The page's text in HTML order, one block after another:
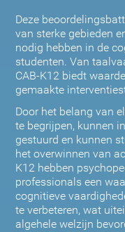
Deze
van sterke gebieden
nodig hebben in de
studenten. Van
CAB-K12 biedt
gemaakte
Door het belang van
te begrijpen, kunnen
gestuurd en kunnen
het overwinnen van
K12 hebben
professionals een
cognitieve
te verbeteren, wat
algehele welzijn